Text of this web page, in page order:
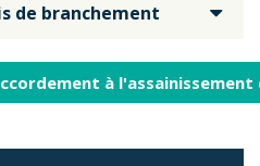
de branchement
à